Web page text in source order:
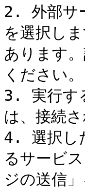
2. 外部サ
を選択し
あります
ください。
3. 実行す
は、接続
4. 選択し
るサービ
ジの送信